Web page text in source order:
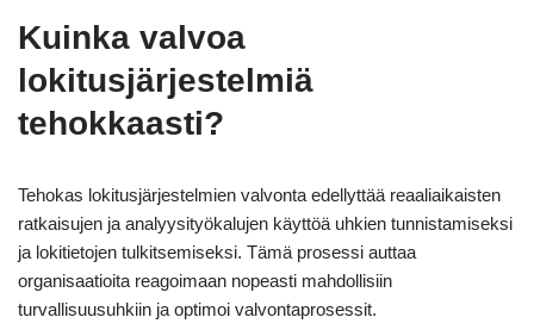
Kuinka valvoa
lokitusjärjestelmiä
tehokkaasti?
Tehokas lokitusjärjestelmien valvonta edellyttää reaaliaikaisten
ratkaisujen ja analyysityökalujen käyttöä uhkien tunnistamiseksi
ja lokitietojen tulkitsemiseksi. Tämä prosessi auttaa
organisaatioita reagoimaan nopeasti mahdollisiin
turvallisuusuhkiin ja optimoi valvontaprosessit.